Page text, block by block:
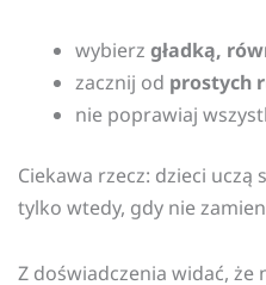
wybierz gładką,
zacznij od prostych
nie poprawiaj
Ciekawa rzecz: dzieci
tylko wtedy, gdy nie
Z doświadczenia widać, że